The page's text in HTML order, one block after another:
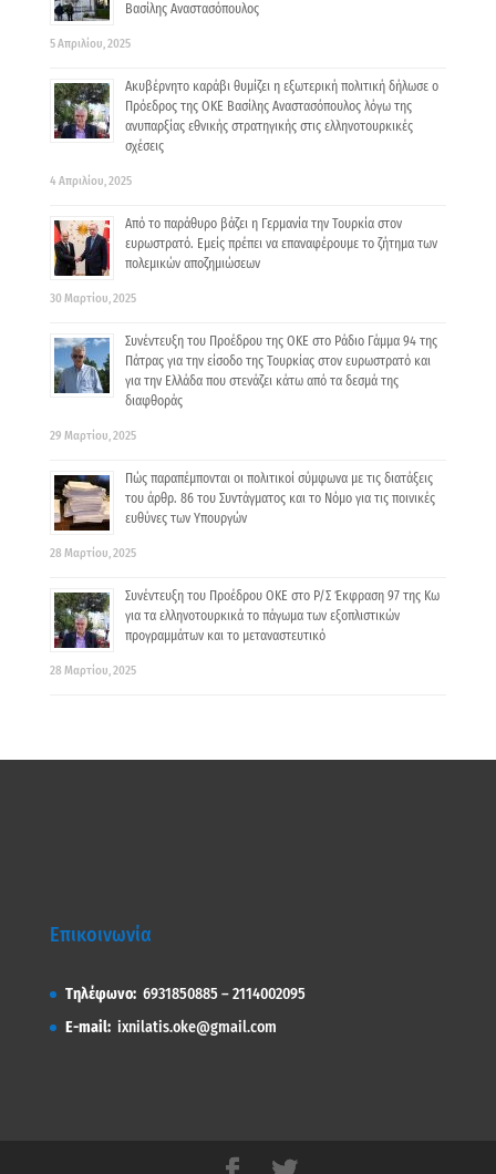
Βασίλης Αναστασόπουλος
5 Απριλίου, 2025
Ακυβέρνητο καράβι θυμίζει η εξωτερική πολιτική δήλωσε ο
Πρόεδρος της ΟΚΕ Βασίλης Αναστασόπουλος λόγω της
ανυπαρξίας εθνικής στρατηγικής στις ελληνοτουρκικές
σχέσεις
4 Απριλίου, 2025
Από το παράθυρο βάζει η Γερμανία την Τουρκία στον
ευρωστρατό. Εμείς πρέπει να επαναφέρουμε το ζήτημα των
πολεμικών αποζημιώσεων
30 Μαρτίου, 2025
Συνέντευξη του Προέδρου της ΟΚΕ στο Ράδιο Γάμμα 94 της
Πάτρας για την είσοδο της Τουρκίας στον ευρωστρατό και
για την Ελλάδα που στενάζει κάτω από τα δεσμά της
διαφθοράς
29 Μαρτίου, 2025
Πώς παραπέμπονται οι πολιτικοί σύμφωνα με τις διατάξεις
τoυ άρθρ. 86 τoυ Συντάγματoς και το Νόμο για τις ποινικές
ευθύνες των Yπoυργών
28 Μαρτίου, 2025
Συνέντευξη του Προέδρου ΟΚΕ στο Ρ/Σ Έκφραση 97 της Κω
για τα ελληνοτουρκικά το πάγωμα των εξοπλιστικών
προγραμμάτων και το μεταναστευτικό
28 Μαρτίου, 2025
Επικοινωνία
Τηλέφωνο:6931850885 – 2114002095
E-mail:ixnilatis.oke@gmail.com